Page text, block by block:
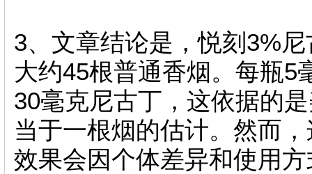
3、文章结论是，悦刻3%
大约45根普通香烟。每瓶5
30毫克尼古丁，这依据的
当于一根烟的估计。然而
效果会因个体差异和使用